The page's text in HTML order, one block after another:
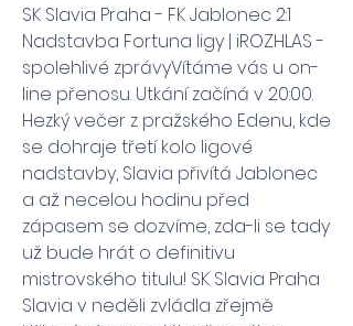
SK Slavia Praha - FK Jablonec 2:1
Nadstavba Fortuna ligy | iROZHLAS -
spolehlivé zprávyVítáme vás u on-
line přenosu. Utkání začíná v 20:00.
Hezký večer z pražského Edenu, kde
se dohraje třetí kolo ligové
nadstavby, Slavia přivítá Jablonec
a až necelou hodinu před
zápasem se dozvíme, zda-li se tady
už bude hrát o definitivu
mistrovského titulu! SK Slavia Praha
Slavia v neděli zvládla zřejmě